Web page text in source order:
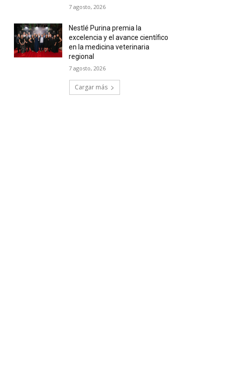
7 agosto, 2026
Nestlé Purina premia la
excelencia y el avance científico
en la medicina veterinaria
regional
7 agosto, 2026
Cargar más